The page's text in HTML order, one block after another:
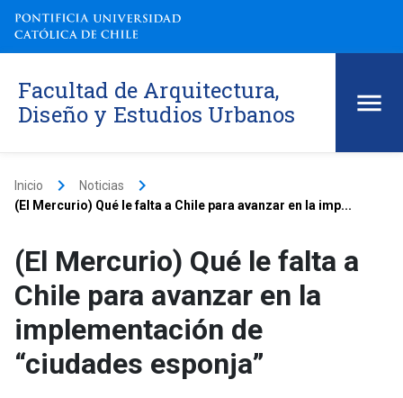
Facultad de Arquitectura,
Diseño y Estudios Urbanos
Inicio keyboard_arrow_right Noticias keyboard_arrow_right
(El Mercurio) Qué le falta a Chile para avanzar en la imp...
(El Mercurio) Qué le falta a
Chile para avanzar en la
implementación de
“ciudades esponja”